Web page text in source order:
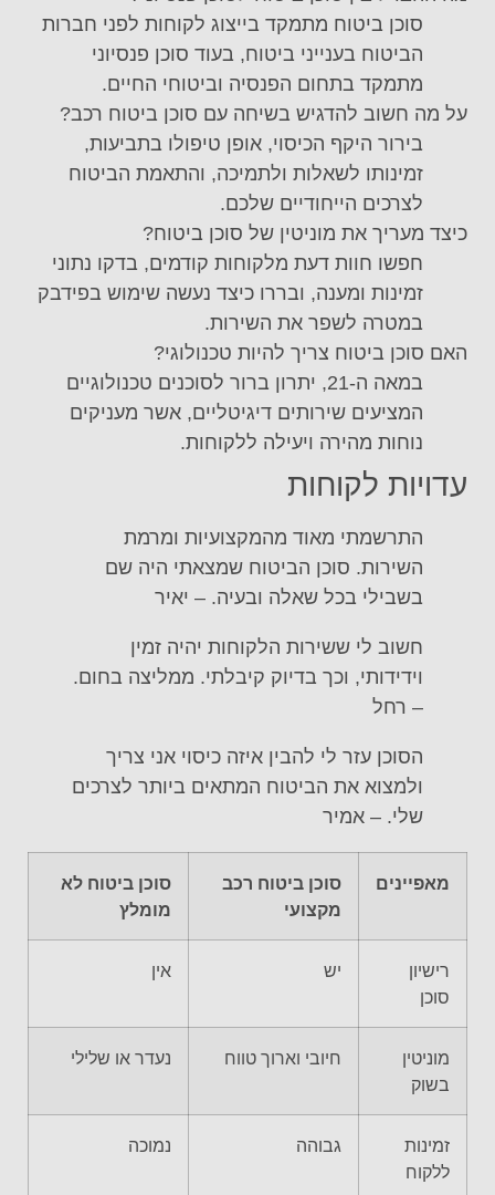
סוכן ביטוח מתמקד בייצוג לקוחות לפני חברות
הביטוח בענייני ביטוח, בעוד סוכן פנסיוני
מתמקד בתחום הפנסיה וביטוחי החיים.
על מה חשוב להדגיש בשיחה עם סוכן ביטוח רכב?
בירור היקף הכיסוי, אופן טיפולו בתביעות,
זמינותו לשאלות ולתמיכה, והתאמת הביטוח
לצרכים הייחודיים שלכם.
כיצד מעריך את מוניטין של סוכן ביטוח?
חפשו חוות דעת מלקוחות קודמים, בדקו נתוני
זמינות ומענה, ובררו כיצד נעשה שימוש בפידבק
במטרה לשפר את השירות.
האם סוכן ביטוח צריך להיות טכנולוגי?
במאה ה-21, יתרון ברור לסוכנים טכנולוגיים
המציעים שירותים דיגיטליים, אשר מעניקים
נוחות מהירה ויעילה ללקוחות.
עדויות לקוחות
התרשמתי מאוד מהמקצועיות ומרמת
השירות. סוכן הביטוח שמצאתי היה שם
בשבילי בכל שאלה ובעיה. – יאיר
חשוב לי ששירות הלקוחות יהיה זמין
וידידותי, וכך בדיוק קיבלתי. ממליצה בחום.
– רחל
הסוכן עזר לי להבין איזה כיסוי אני צריך
ולמצוא את הביטוח המתאים ביותר לצרכים
שלי. – אמיר
מאפיינים
סוכן ביטוח רכב
מקצועי
סוכן ביטוח לא
מומלץ
רישיון
סוכן
יש אין
מוניטין
בשוק
חיובי וארוך טווח נעדר או שלילי
זמינות
ללקוח
גבוהה נמוכה